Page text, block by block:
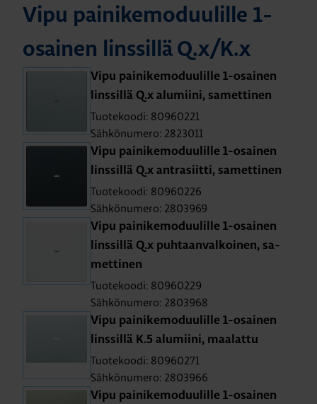
Vipu pai­ni­ke­mo­duu­lil­le 1-
osai­nen lins­sil­lä Q.x/K.x
Vipu pai­ni­ke­mo­duu­lil­le 1-osai­nen
lins­sil­lä Q.x alu­mii­ni, sa­met­ti­nen
Tuotekoodi: 80960221
Sähkönumero: 2823011
Vipu pai­ni­ke­mo­duu­lil­le 1-osai­nen
lins­sil­lä Q.x ant­ra­siit­ti, sa­met­ti­nen
Tuotekoodi: 80960226
Sähkönumero: 2803969
Vipu pai­ni­ke­mo­duu­lil­le 1-osai­nen
lins­sil­lä Q.x puh­taan­val­koi­nen, sa­
met­ti­nen
Tuotekoodi: 80960229
Sähkönumero: 2803968
Vipu pai­ni­ke­mo­duu­lil­le 1-osai­nen
lins­sil­lä K.5 alu­mii­ni, maa­lat­tu
Tuotekoodi: 80960271
Sähkönumero: 2803966
Vipu pai­ni­ke­mo­duu­lil­le 1-osai­nen